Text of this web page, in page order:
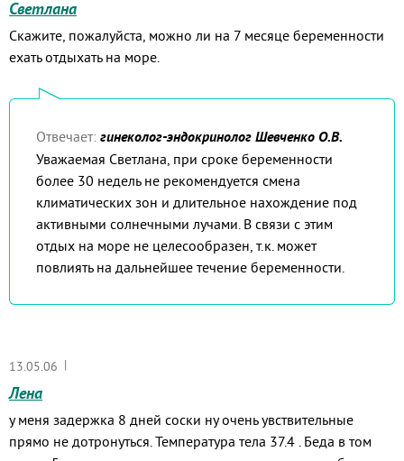
Светлана
Скажите, пожалуйста, можно ли на 7 месяце беременности
ехать отдыхать на море.
Отвечает: гинеколог-эндокринолог Шевченко О.В.
Уважаемая Светлана, при сроке беременности
более 30 недель не рекомендуется смена
климатических зон и длительное нахождение под
активными солнечными лучами. В связи с этим
отдых на море не целесообразен, т.к. может
повлиять на дальнейшее течение беременности.
13.05.06 |
Лена
у меня задержка 8 дней соски ну очень увствительные
прямо не дотронуться. Температура тела 37.4 . Беда в том